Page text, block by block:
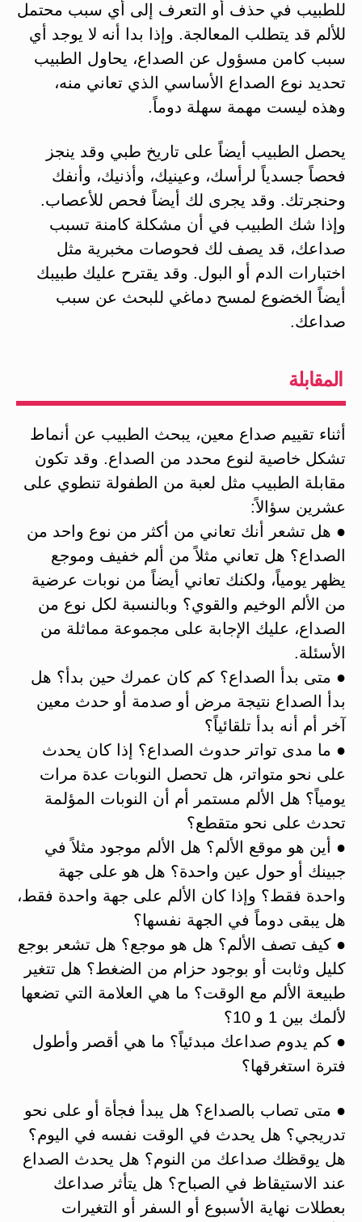
للطبيب في حذف أو التعرف إلى أي سبب محتمل
للألم قد يتطلب المعالجة. وإذا بدا أنه لا يوجد أي
سبب كامن مسؤول عن الصداع، يحاول الطبيب
تحديد نوع الصداع الأساسي الذي تعاني منه،
وهذه ليست مهمة سهلة دوماً.
يحصل الطبيب أيضاً على تاريخ طبي وقد ينجز
فحصاً جسدياً لرأسك، وعينيك، وأذنيك، وأنفك
وحنجرتك. وقد يجرى لك أيضاً فحص للأعصاب.
وإذا شك الطبيب في أن مشكلة كامنة تسبب
صداعك، قد يصف لك فحوصات مخبرية مثل
اختبارات الدم أو البول. وقد يقترح عليك طبيبك
أيضاً الخضوع لمسح دماغي للبحث عن سبب
صداعك.
المقابلة
أثناء تقييم صداع معين، يبحث الطبيب عن أنماط
تشكل خاصية لنوع محدد من الصداع. وقد تكون
مقابلة الطبيب مثل لعبة من الطفولة تنطوي على
عشرين سؤالاً:
● هل تشعر أنك تعاني من أكثر من نوع واحد من
الصداع؟ هل تعاني مثلاً من ألم خفيف وموجع
يظهر يومياً، ولكنك تعاني أيضاً من نوبات عرضية
من الألم الوخيم والقوي؟ وبالنسبة لكل نوع من
الصداع، عليك الإجابة على مجموعة مماثلة من
الأسئلة.
● متى بدأ الصداع؟ كم كان عمرك حين بدأ؟ هل
بدأ الصداع نتيجة مرض أو صدمة أو حدث معين
آخر أم أنه بدأ تلقائياً؟
● ما مدى تواتر حدوث الصداع؟ إذا كان يحدث
على نحو متواتر، هل تحصل النوبات عدة مرات
يومياً؟ هل الألم مستمر أم أن النوبات المؤلمة
تحدث على نحو متقطع؟
● أين هو موقع الألم؟ هل الألم موجود مثلاً في
جبينك أو حول عين واحدة؟ هل هو على جهة
واحدة فقط؟ وإذا كان الألم على جهة واحدة فقط،
هل يبقى دوماً في الجهة نفسها؟
● كيف تصف الألم؟ هل هو موجع؟ هل تشعر بوجع
كليل وثابت أو بوجود حزام من الضغط؟ هل تتغير
طبيعة الألم مع الوقت؟ ما هي العلامة التي تضعها
لألمك بين 1 و 10؟
● كم يدوم صداعك مبدئياً؟ ما هي أقصر وأطول
فترة استغرقها؟
● متى تصاب بالصداع؟ هل يبدأ فجأة أو على نحو
تدريجي؟ هل يحدث في الوقت نفسه في اليوم؟
هل يوقظك صداعك من النوم؟ هل يحدث الصداع
عند الاستيقاظ في الصباح؟ هل يتأثر صداعك
بعطلات نهاية الأسبوع أو السفر أو التغيرات